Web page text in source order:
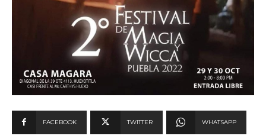
FACEBOOK TWITTER WHATSAPP